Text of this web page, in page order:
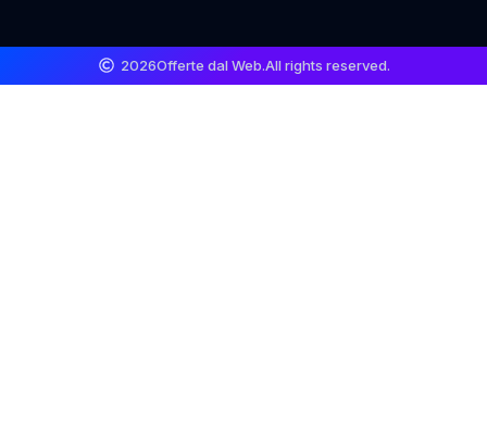
2026Offerte dal Web.All rights reserved.